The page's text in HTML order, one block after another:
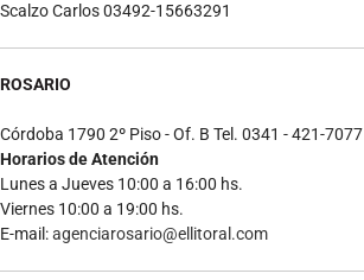
Scalzo Carlos 03492-15663291
ROSARIO
Córdoba 1790 2º Piso - Of. B Tel. 0341 - 421-7077
Horarios de Atención
Lunes a Jueves 10:00 a 16:00 hs.
Viernes 10:00 a 19:00 hs.
E-mail:agenciarosario@ellitoral.com